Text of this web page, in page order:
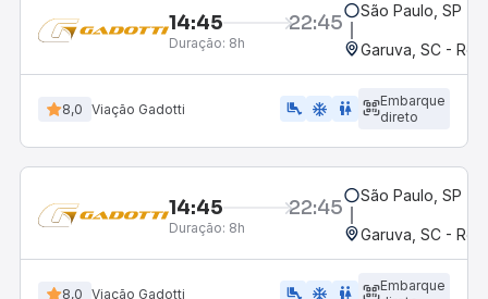
14:45 22:45
Duração: 8h
São Paulo, SP -
Garuva, SC -
8,0 Viação Gadotti airline_seat_legroom_extra ac_unit WC
Embarque
direto
14:45 22:45
Duração: 8h
São Paulo, SP -
Garuva, SC -
8,0 Viação Gadotti airline_seat_legroom_extra ac_unit wc
Embarque